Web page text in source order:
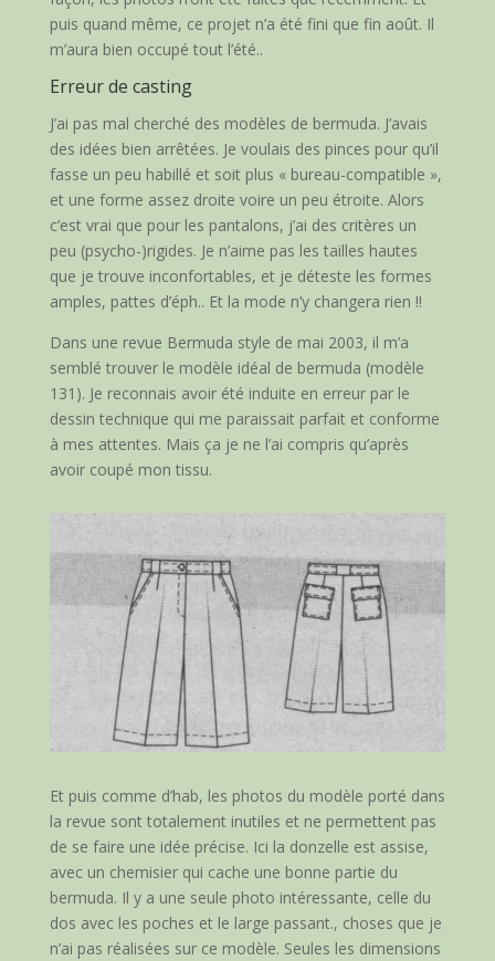
puis quand même, ce projet n’a été fini que fin août. Il
m’aura bien occupé tout l’été..
Erreur de casting
J’ai pas mal cherché des modèles de bermuda. J’avais
des idées bien arrêtées. Je voulais des pinces pour qu’il
fasse un peu habillé et soit plus « bureau-compatible »,
et une forme assez droite voire un peu étroite. Alors
c’est vrai que pour les pantalons, j’ai des critères un
peu (psycho-)rigides. Je n’aime pas les tailles hautes
que je trouve inconfortables, et je déteste les formes
amples, pattes d’éph.. Et la mode n’y changera rien !!
Dans une revue Bermuda style de mai 2003, il m’a
semblé trouver le modèle idéal de bermuda (modèle
131). Je reconnais avoir été induite en erreur par le
dessin technique qui me paraissait parfait et conforme
à mes attentes. Mais ça je ne l’ai compris qu’après
avoir coupé mon tissu.
Et puis comme d’hab, les photos du modèle porté dans
la revue sont totalement inutiles et ne permettent pas
de se faire une idée précise. Ici la donzelle est assise,
avec un chemisier qui cache une bonne partie du
bermuda. Il y a une seule photo intéressante, celle du
dos avec les poches et le large passant., choses que je
n’ai pas réalisées sur ce modèle. Seules les dimensions